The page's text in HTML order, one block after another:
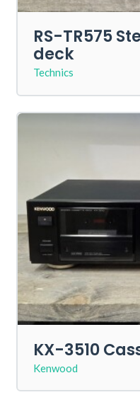
RS-TR575
deck
Technics
KX-3510
Kenwood